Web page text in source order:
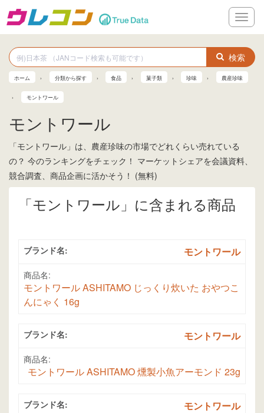
メ
ニ
ー
検索
ホーム 分類から探す 食品 菓子類 珍味 農産珍味
モントワール
モントワール
「モントワール」は、農産珍味の市場でどれくらい売れている
の？ 今のランキングをチェック！ マーケットシェアを会議資料、
競合調査、商品企画に活かそう！ (無料)
「モントワール」に含まれる商品
ブランド名: モントワール
商品名:
モントワール ASHITAMO じっくり炊いた おやつこ
んにゃく 16g
ブランド名: モントワール
商品名:
モントワール ASHITAMO 燻製小魚アーモンド 23g
ブランド名: モントワール